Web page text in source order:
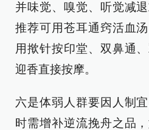
并味觉、嗅觉、听觉减
推荐可用苍耳通窍活血
用揿针按印堂、双鼻通
迎香直接按摩。
六是体弱人群要因人制
时需增补逆流挽舟之品